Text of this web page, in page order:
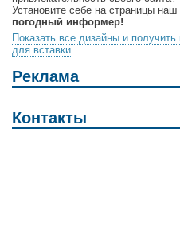
Установите себе на страницы наш
погодный информер!
Показать все дизайны и получить
для вставки
Реклама
Контакты